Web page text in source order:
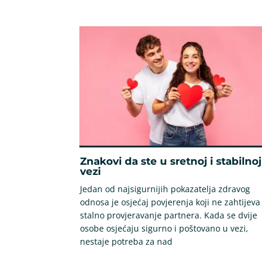
Znakovi da ste u sretnoj i stabilnoj
vezi
Jedan od najsigurnijih pokazatelja zdravog
odnosa je osjećaj povjerenja koji ne zahtijeva
stalno provjeravanje partnera. Kada se dvije
osobe osjećaju sigurno i poštovano u vezi,
nestaje potreba za nad